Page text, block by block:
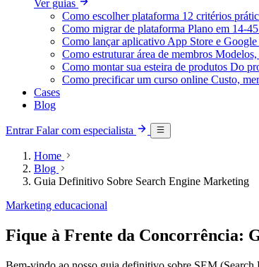
Ver guias
Como escolher plataforma 12 critérios
Como migrar de plataforma Plano em 14-
Como lançar aplicativo App Store e Google
Como estruturar área de membros Modelos,
Como montar sua esteira de produtos Do
Como precificar um curso online Custo,
Cases
Blog
EntrarFalar com especialista
Home
Blog
Guia Definitivo Sobre Search Engine Marketing
Marketing educacional
Fique à Frente da Concorrência: